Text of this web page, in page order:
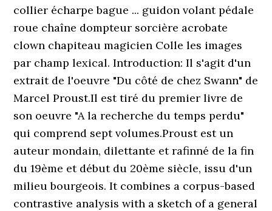
collier écharpe bague ... guidon volant pédale
roue chaîne dompteur sorcière acrobate
clown chapiteau magicien Colle les images
par champ lexical. Introduction: Il s'agit d'un
extrait de l'oeuvre "Du côté de chez Swann" de
Marcel Proust.Il est tiré du premier livre de
son oeuvre "A la recherche du temps perdu"
qui comprend sept volumes.Proust est un
auteur mondain, dilettante et rafinné de la fin
du 19ème et début du 20ème siècle, issu d'un
milieu bourgeois. It combines a corpus-based
contrastive analysis with a sketch of a general